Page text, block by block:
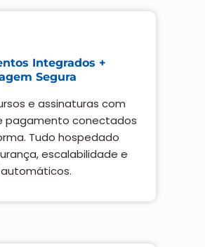
Integrados +
Segura
e assinaturas com
pagamento conectados
Tudo hospedado
escalabilidade e